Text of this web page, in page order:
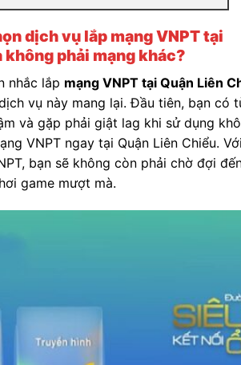
dịch vụ lắp mạng VNPT tại
không phải mạng khác?
nhắc lắp mạng VNPT tại Quận Liên
vụ này mang lại. Đầu tiên, bạn có
và gặp phải giật lag khi sử dụng
VNPT ngay tại Quận Liên Chiểu.
bạn sẽ không còn phải chờ đợi
game mượt mà.